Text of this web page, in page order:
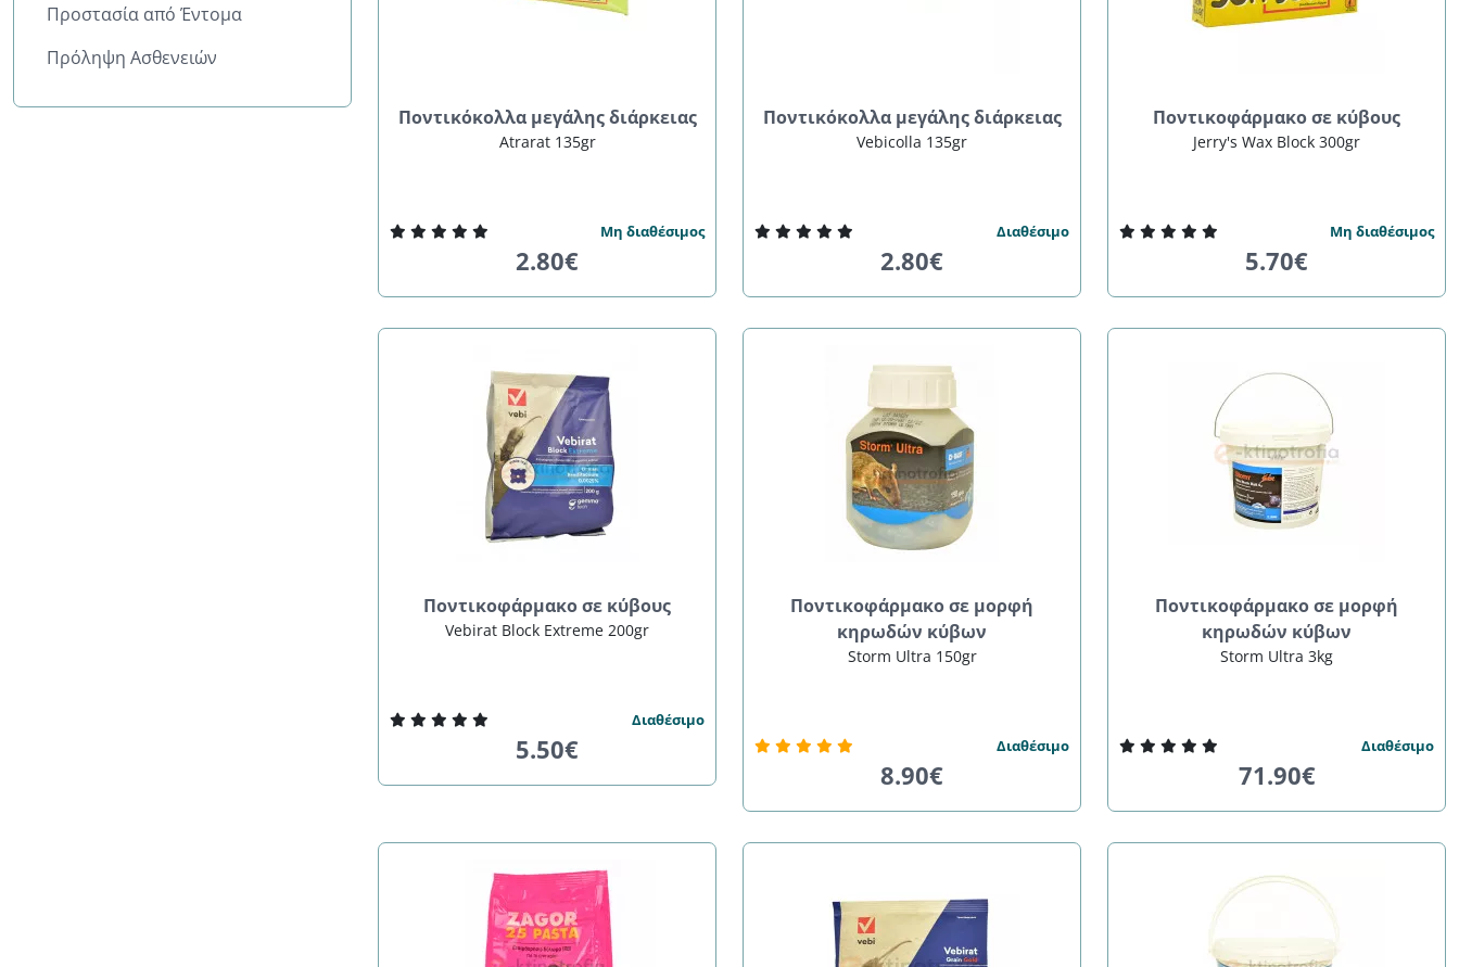
Προστασία από Έντομα
Πρόληψη Ασθενειών
Ποντικόκολλα μεγάλης διάρκειας
Atrarat 135gr
Μη διαθέσιμος
2.80€
Ποντικόκολλα μεγάλης διάρκειας
Vebicolla 135gr
Διαθέσιμο
2.80€
Ποντικοφάρμακο σε κύβους
Jerry's Wax Block 300gr
Μη διαθέσιμος
5.70€
Ποντικοφάρμακο σε κύβους
Vebirat Block Extreme 200gr
Διαθέσιμο
5.50€
Ποντικοφάρμακο σε μορφή
κηρωδών κύβων
Storm Ultra 150gr
Διαθέσιμο
8.90€
Ποντικοφάρμακο σε μορφή
κηρωδών κύβων
Storm Ultra 3kg
Διαθέσιμο
71.90€